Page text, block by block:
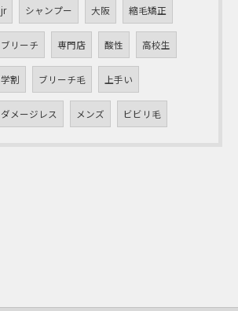
jr シャンプー 大阪 縮毛矯正
ブリーチ 専門店 酸性 高校生
学割 ブリーチ毛 上手い
ダメージレス メンズ ビビリ毛